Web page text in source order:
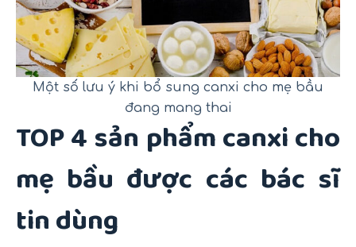
Một số lưu ý khi bổ sung canxi cho mẹ bầu
đang mang thai
TOP 4 sản phẩm canxi cho
mẹ bầu được các bác sĩ
tin dùng